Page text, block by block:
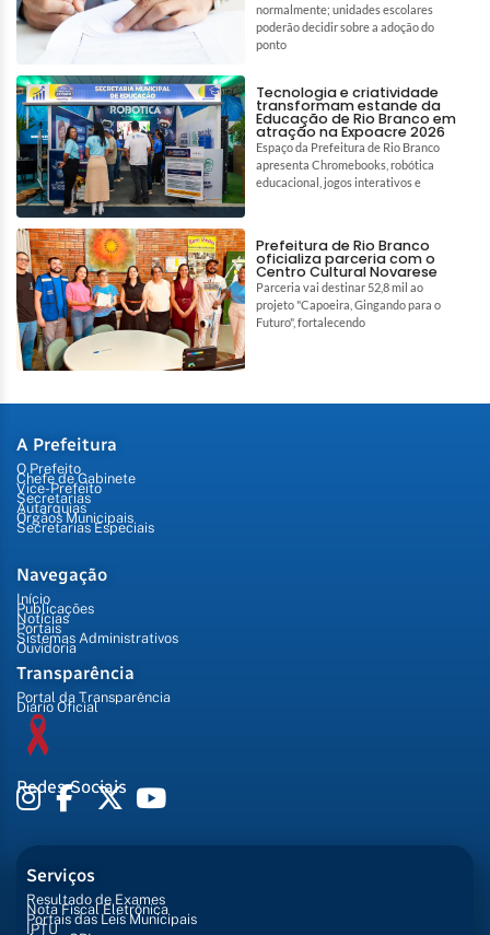
normalmente; unidades escolares
poderão decidir sobre a adoção do
ponto
Tecnologia e criatividade
transformam estande da
Educação de Rio Branco em
atração na Expoacre 2026
Espaço da Prefeitura de Rio Branco
apresenta Chromebooks, robótica
educacional, jogos interativos e
Prefeitura de Rio Branco
oficializa parceria com o
Centro Cultural Novarese
Parceria vai destinar 52,8 mil ao
projeto "Capoeira, Gingando para o
Futuro", fortalecendo
A Prefeitura
O Prefeito
Chefe de Gabinete
Vice-Prefeito
Secretarias
Autarquias
Órgãos Municipais
Secretarias Especiais
Navegação
Início
Publicações
Notícias
Portais
Sistemas Administrativos
Ouvidoria
Transparência
Portal da Transparência
Diário Oficial
Redes Sociais
Serviços
Resultado de Exames
Nota Fiscal Eletrônica
Portais das Leis Municipais
IPTU